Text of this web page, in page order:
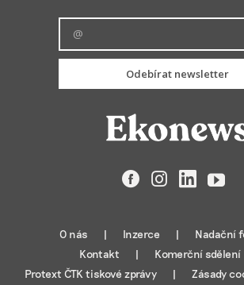
Odebírat newsletter
FacebookInstagram
O nás Inzerce
Nadační
Kontakt
Komerční sdělení
Protext ČTK tiskové zprávy
Zásady